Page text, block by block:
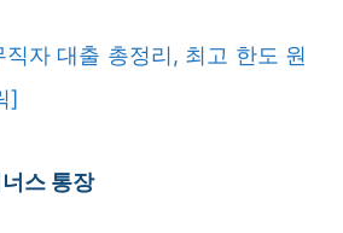
자 대출 총정리, 최고 한도 원
]
스 통장